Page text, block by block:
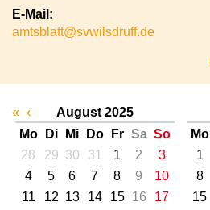
E-Mail:
amtsblatt@svwilsdruff.de
« ‹
August 2025
Mo
Di Mi Do Fr Sa So
28
29 30 31 1 2
3
4
5 6 7 8 9
10
11
12 13 14 15 16
17
Mo
1
8
15